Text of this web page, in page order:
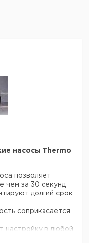
насосы Thermo
позволяет
чем за 30 секунд
долгий срок
соприкасается
настройку в любой